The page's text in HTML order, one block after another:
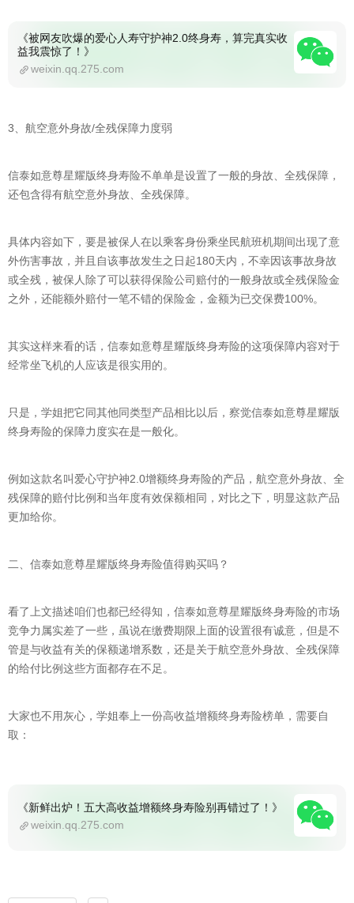
《被网友吹爆的爱心人寿守护神2.0终身寿，算完真实收
益我震惊了！》
weixin.qq.275.com
3、航空意外身故/全残保障力度弱
信泰如意尊星耀版终身寿险不单单是设置了一般的身故、全残保障，
还包含得有航空意外身故、全残保障。
具体内容如下，要是被保人在以乘客身份乘坐民航班机期间出现了意
外伤害事故，并且自该事故发生之日起180天内，不幸因该事故身故
或全残，被保人除了可以获得保险公司赔付的一般身故或全残保险金
之外，还能额外赔付一笔不错的保险金，金额为已交保费100%。
其实这样来看的话，信泰如意尊星耀版终身寿险的这项保障内容对于
经常坐飞机的人应该是很实用的。
只是，学姐把它同其他同类型产品相比以后，察觉信泰如意尊星耀版
终身寿险的保障力度实在是一般化。
例如这款名叫爱心守护神2.0增额终身寿险的产品，航空意外身故、全
残保障的赔付比例和当年度有效保额相同，对比之下，明显这款产品
更加给你。
二、信泰如意尊星耀版终身寿险值得购买吗？
看了上文描述咱们也都已经得知，信泰如意尊星耀版终身寿险的市场
竞争力属实差了一些，虽说在缴费期限上面的设置很有诚意，但是不
管是与收益有关的保额递增系数，还是关于航空意外身故、全残保障
的给付比例这些方面都存在不足。
大家也不用灰心，学姐奉上一份高收益增额终身寿险榜单，需要自
取：
《新鲜出炉！五大高收益增额终身寿险别再错过了！》
weixin.qq.275.com